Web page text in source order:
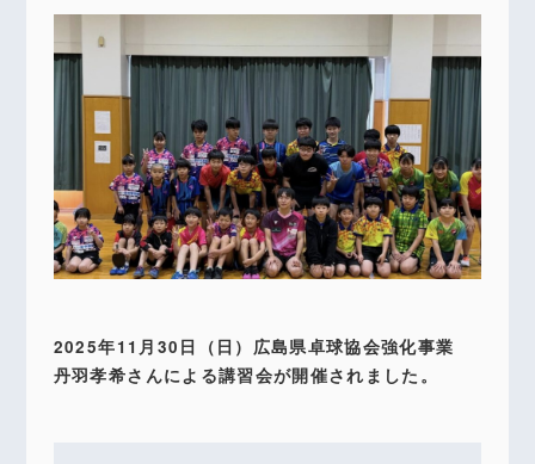
2025年11月30日（日）広島県卓球協会強化事業
丹羽孝希さんによる講習会が開催されました。